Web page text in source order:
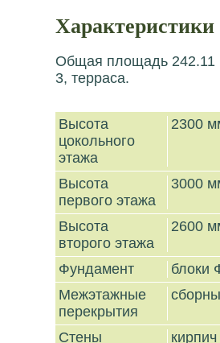
Характеристики
Общая площадь 242.11
3, терраса.
Высота
цокольного
этажа
2300
Высота
первого этажа
3000
Высота
второго этажа
2600
Фундамент
блоки
Межэтажные
перекрытия
Стены